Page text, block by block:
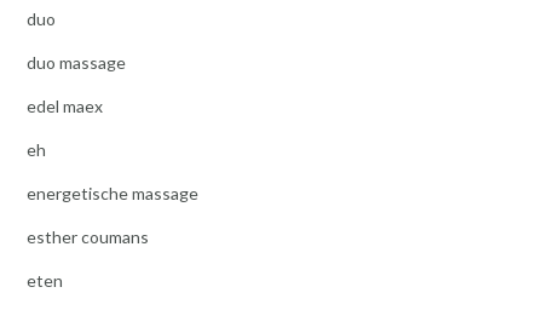
duo
duo massage
edel maex
eh
energetische massage
esther coumans
eten